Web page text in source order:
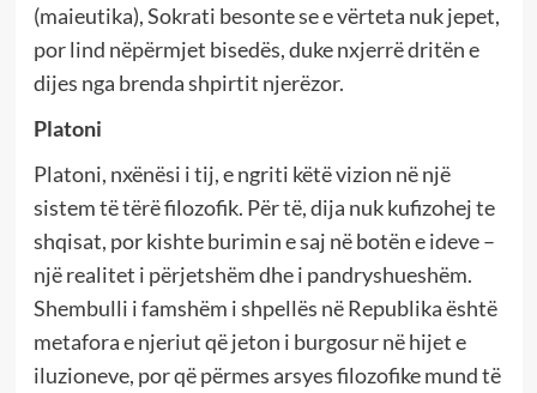
(maieutika), Sokrati besonte se e vërteta nuk jepet,
por lind nëpërmjet bisedës, duke nxjerrë dritën e
dijes nga brenda shpirtit njerëzor.
Platoni
Platoni, nxënësi i tij, e ngriti këtë vizion në një
sistem të tërë filozofik. Për të, dija nuk kufizohej te
shqisat, por kishte burimin e saj në botën e ideve –
një realitet i përjetshëm dhe i pandryshueshëm.
Shembulli i famshëm i shpellës në Republika është
metafora e njeriut që jeton i burgosur në hijet e
iluzioneve, por që përmes arsyes filozofike mund të